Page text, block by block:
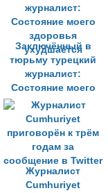
Заключённый в
тюрьму турецкий
журналист:
Состояние моего
здоровья
ухудшается
Журналист
Cumhuriyet